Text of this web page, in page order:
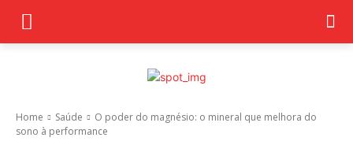
Home Saúde
O poder do magnésio: o mineral que melhora do
sono à performance